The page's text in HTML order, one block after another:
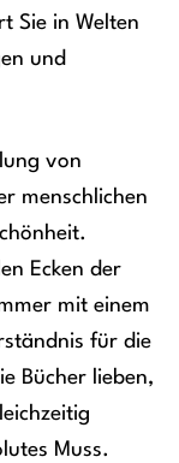
Sie in Welten
und
von
menschlichen
Ecken der
mit einem
für die
Bücher lieben,
Muss.